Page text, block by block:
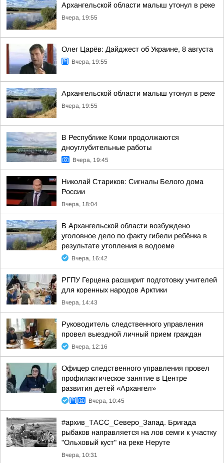
Архангельской области малыш утонул в реке
Вчера, 19:55
Олег Царёв: Дайджест об Украине, 8 августа
Вчера, 19:55
Архангельской области малыш утонул в реке
Вчера, 19:55
В Республике Коми продолжаются
дноуглубительные работы
Вчера, 19:45
Николай Стариков: Сигналы Белого дома
России
Вчера, 18:04
В Архангельской области возбуждено
уголовное дело по факту гибели ребёнка в
результате утопления в водоеме
Вчера, 16:42
РГПУ Герцена расширит подготовку учителей
для коренных народов Арктики
Вчера, 14:43
Руководитель следственного управления
провел выездной личный прием граждан
Вчера, 12:16
Офицер следственного управления провел
профилактическое занятие в Центре
развития детей «Архангел»
Вчера, 10:45
#архив_ТАСС_Северо_Запад. Бригада
рыбаков направляется на лов семги к участку
"Ольховый куст" на реке Неруте
Вчера, 10:31